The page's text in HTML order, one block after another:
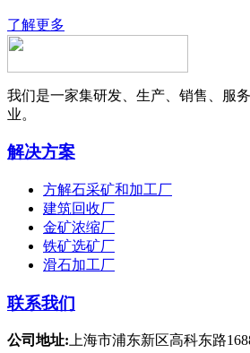
了解更多
我们是一家集研发、生产、销售、服
业。
解决方案
方解石采矿和加工厂
建筑回收厂
金矿浓缩厂
铁矿选矿厂
滑石加工厂
联系我们
公司地址:上海市浦东新区高科东路